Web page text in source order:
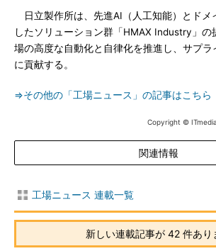
日立製作所は、先進AI（人工知能）とドメ
したソリューション群「HMAX Industry」の
場の高度な自動化と自律化を推進し、サプ
に貢献する。
⇒その他の「工場ニュース」の記事はこちら
Copyright ©
関連情報
工場ニュース 連載一覧
新しい連載記事が 42 件あり